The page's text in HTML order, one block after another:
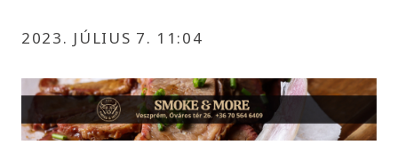
2023. JÚLIUS 7. 11:04